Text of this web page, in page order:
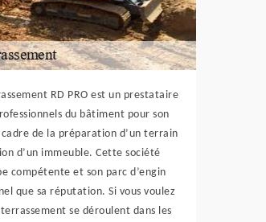
RD PRO est un prestataire
du bâtiment pour son
de la préparation d’un terrain
d’un immeuble. Cette société
compétente et son parc d’engin
que sa réputation. Si vous voulez
se déroulent dans les